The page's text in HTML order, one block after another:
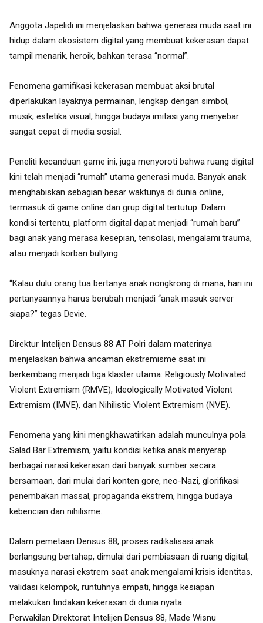
Anggota Japelidi ini menjelaskan bahwa generasi muda saat ini
hidup dalam ekosistem digital yang membuat kekerasan dapat
tampil menarik, heroik, bahkan terasa “normal”.
Fenomena gamifikasi kekerasan membuat aksi brutal
diperlakukan layaknya permainan, lengkap dengan simbol,
musik, estetika visual, hingga budaya imitasi yang menyebar
sangat cepat di media sosial.
Peneliti kecanduan game ini, juga menyoroti bahwa ruang digital
kini telah menjadi “rumah” utama generasi muda. Banyak anak
menghabiskan sebagian besar waktunya di dunia online,
termasuk di game online dan grup digital tertutup. Dalam
kondisi tertentu, platform digital dapat menjadi “rumah baru”
bagi anak yang merasa kesepian, terisolasi, mengalami trauma,
atau menjadi korban bullying.
“Kalau dulu orang tua bertanya anak nongkrong di mana, hari ini
pertanyaannya harus berubah menjadi “anak masuk server
siapa?” tegas Devie.
Direktur Intelijen Densus 88 AT Polri dalam materinya
menjelaskan bahwa ancaman ekstremisme saat ini
berkembang menjadi tiga klaster utama: Religiously Motivated
Violent Extremism (RMVE), Ideologically Motivated Violent
Extremism (IMVE), dan Nihilistic Violent Extremism (NVE).
Fenomena yang kini mengkhawatirkan adalah munculnya pola
Salad Bar Extremism, yaitu kondisi ketika anak menyerap
berbagai narasi kekerasan dari banyak sumber secara
bersamaan, dari mulai dari konten gore, neo-Nazi, glorifikasi
penembakan massal, propaganda ekstrem, hingga budaya
kebencian dan nihilisme.
Dalam pemetaan Densus 88, proses radikalisasi anak
berlangsung bertahap, dimulai dari pembiasaan di ruang digital,
masuknya narasi ekstrem saat anak mengalami krisis identitas,
validasi kelompok, runtuhnya empati, hingga kesiapan
melakukan tindakan kekerasan di dunia nyata.
Perwakilan Direktorat Intelijen Densus 88, Made Wisnu